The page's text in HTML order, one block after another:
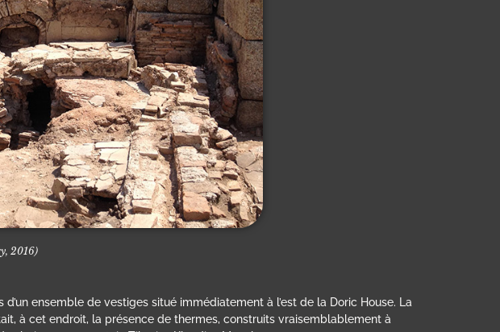
2016)
ensemble de vestiges situé immédiatement à l’est de la Doric House. La
à cet endroit, la présence de thermes, construits vraisemblablement à